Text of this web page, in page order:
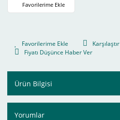
Karşılaştır
Fiyatı Düşünce Haber Ver
Ürün Bilgisi
Yorumlar